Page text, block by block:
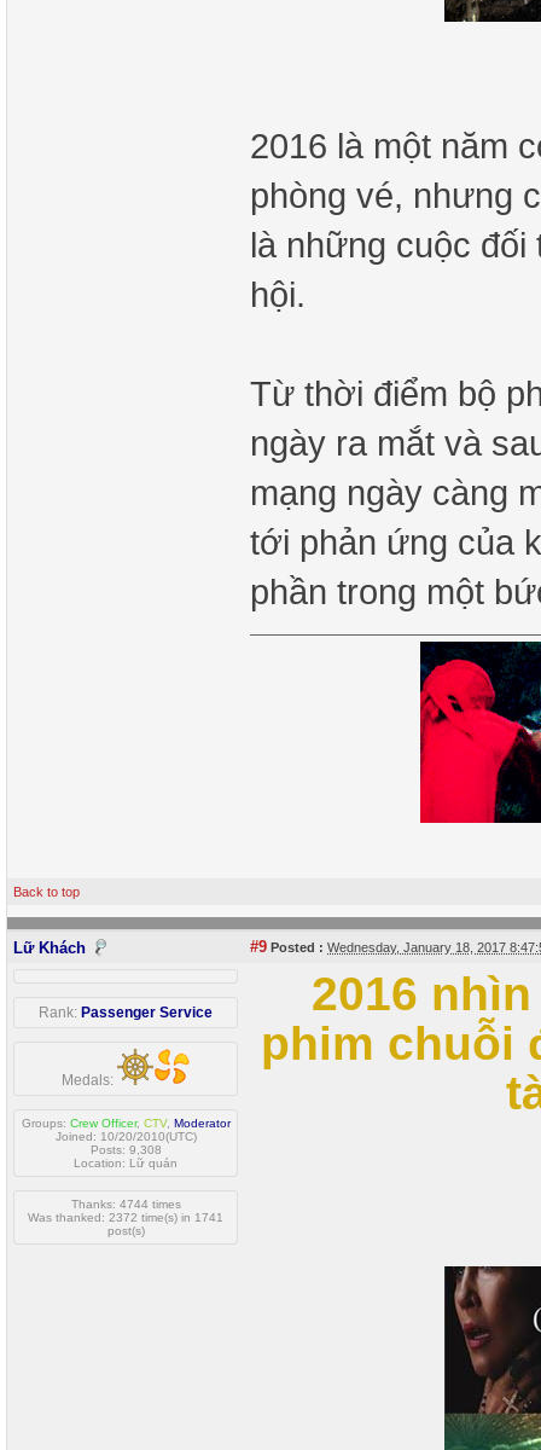
2016 là một năm
phòng vé, nhưng
là những cuộc đối
hội.
Từ thời điểm bộ
ngày ra mắt và
mạng ngày càng
tới phản ứng của
phần trong một
Back to top
Lữ Khách #9 Posted : Wednesday, January 18, 2017
Rank: Passenger Service
Medals:
Groups: Crew Officer, CTV, Moderator
Joined: 10/20/2010(UTC)
Posts: 9,308
Location: Lữ quán
Thanks: 4744 times
Was thanked: 2372 time(s) in 1741
post(s)
2016
phim chuỗi